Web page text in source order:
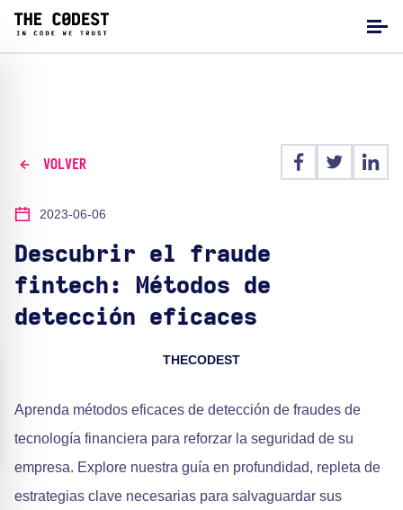
VOLVER
2023-06-06
Descubrir el fraude
fintech: Métodos de
detección eficaces
THECODEST
Aprenda métodos eficaces de detección de fraudes de
tecnología financiera para reforzar la seguridad de su
empresa. Explore nuestra guía en profundidad, repleta de
estrategias clave necesarias para salvaguardar sus